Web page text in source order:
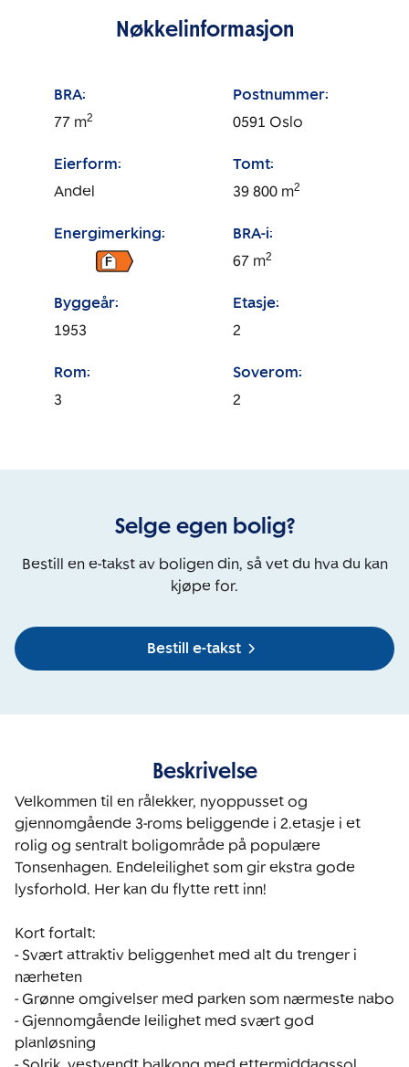
Nøkkelinformasjon
BRA:
77 m2
Postnummer:
0591 Oslo
Eierform:
Andel
Tomt:
39 800 m2
Energimerking:
F
BRA-i:
67 m2
Byggeår:
1953
Etasje:
2
Rom:
3
Soverom:
2
Selge egen bolig?
Bestill en e-takst av boligen din, så vet du hva du kan
kjøpe for.
Bestill e-takst
Beskrivelse
Velkommen til en rålekker, nyoppusset og
gjennomgående 3-roms beliggende i 2.etasje i et
rolig og sentralt boligområde på populære
Tonsenhagen. Endeleilighet som gir ekstra gode
lysforhold. Her kan du flytte rett inn!
Kort fortalt:
- Svært attraktiv beliggenhet med alt du trenger i
nærheten
- Grønne omgivelser med parken som nærmeste nabo
- Gjennomgående leilighet med svært god
planløsning